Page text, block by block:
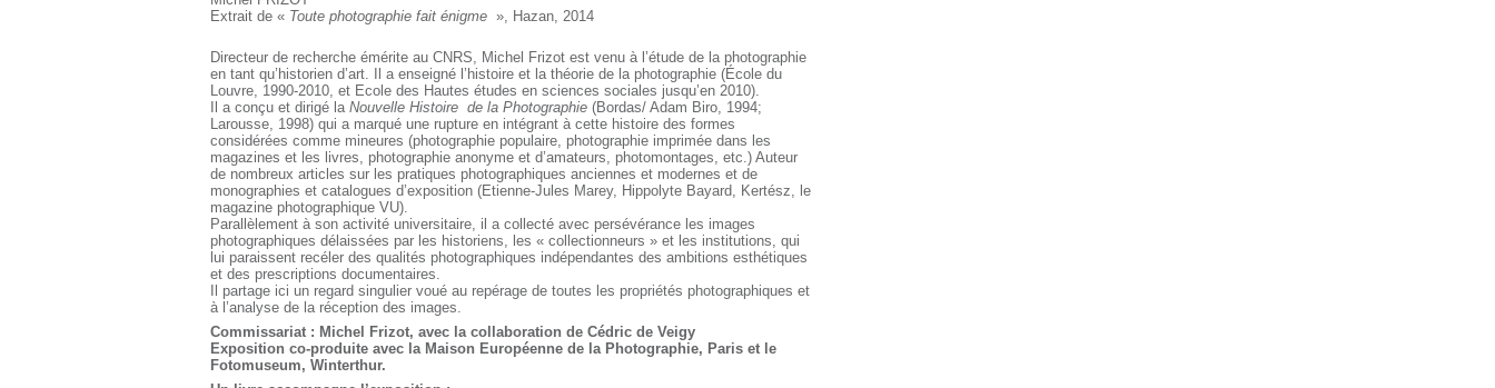
Extrait de « Toute photographie fait énigme », Hazan, 2014
Directeur de recherche émérite au CNRS, Michel Frizot est venu à l’étude de la photographie
en tant qu’historien d’art. Il a enseigné l’histoire et la théorie de la photographie (École du
Louvre, 1990-2010, et Ecole des Hautes études en sciences sociales jusqu’en 2010).
Il a conçu et dirigé la Nouvelle Histoire de la Photographie (Bordas/ Adam Biro, 1994;
Larousse, 1998) qui a marqué une rupture en intégrant à cette histoire des formes
considérées comme mineures (photographie populaire, photographie imprimée dans les
magazines et les livres, photographie anonyme et d’amateurs, photomontages, etc.) Auteur
de nombreux articles sur les pratiques photographiques anciennes et modernes et de
monographies et catalogues d’exposition (Etienne-Jules Marey, Hippolyte Bayard, Kertész, le
magazine photographique VU).
Parallèlement à son activité universitaire, il a collecté avec persévérance les images
photographiques délaissées par les historiens, les « collectionneurs » et les institutions, qui
lui paraissent recéler des qualités photographiques indépendantes des ambitions esthétiques
et des prescriptions documentaires.
Il partage ici un regard singulier voué au repérage de toutes les propriétés photographiques et
à l’analyse de la réception des images.
Commissariat : Michel Frizot, avec la collaboration de Cédric de Veigy
Exposition co-produite avec la Maison Européenne de la Photographie, Paris et le
Fotomuseum, Winterthur.